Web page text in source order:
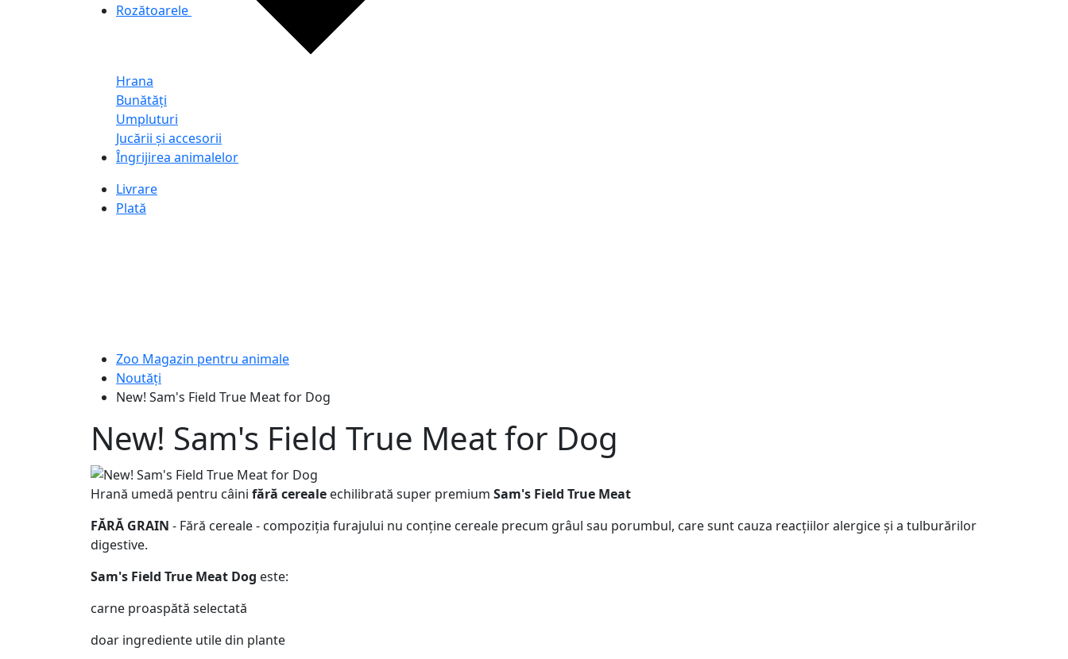
Rozătoarele
Hrana
Bunătăți
Umpluturi
Jucării și accesorii
Îngrijirea animalelor
Livrare
Plată
Zoo Magazin pentru animale
Noutăți
New! Sam's Field True Meat for Dog
New! Sam's Field True Meat for Dog
Hrană umedă pentru câini fără cereale echilibrată super premium Sam's Field True Meat
FĂRĂ GRAIN - Fără cereale - compoziția furajului nu conține cereale precum grâul sau porumbul, care sunt cauza reacțiilor alergice și a tulburărilor
digestive.
Sam's Field True Meat Dog este:
carne proaspătă selectată
doar ingrediente utile din plante